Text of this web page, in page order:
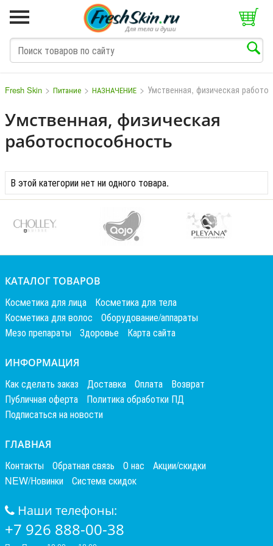
Fresh Skin > Питание > НАЗНАЧЕНИЕ > Умственная, физическая
Умственная, физическая
работоспособность
В этой категории нет ни одного товара.
КАТАЛОГ ТОВАРОВ
Косметика для лица
Косметика для тела
Косметика для волос
Оборудование/аппараты
Мезо препараты
Здоровье Карта сайта
ИНФОРМАЦИЯ
Как сделать заказ Доставка Оплата
Возврат
Публичная оферта
Политика обработки ПД
Подписаться на новости
ГЛАВНАЯ
Контакты Обратная связь О нас
Акции/скидки
NEW/Новинки
Система скидок
Наши телефоны:
+7 926 888-00-38
M N O P Q S T V